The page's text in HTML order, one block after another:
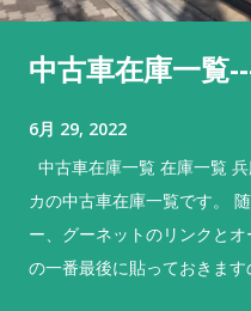
中古車在庫一覧
6月 29, 2022
中古車在庫一覧 在庫一覧
カの中古車在庫一覧です。
ー、グーネットのリンクと
の一番最後に貼っておきま